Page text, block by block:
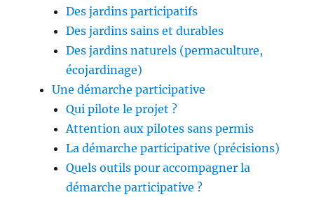
Des jardins participatifs
Des jardins sains et durables
Des jardins naturels (permaculture,
écojardinage)
Une démarche participative
Qui pilote le projet ?
Attention aux pilotes sans permis
La démarche participative (précisions)
Quels outils pour accompagner la
démarche participative ?